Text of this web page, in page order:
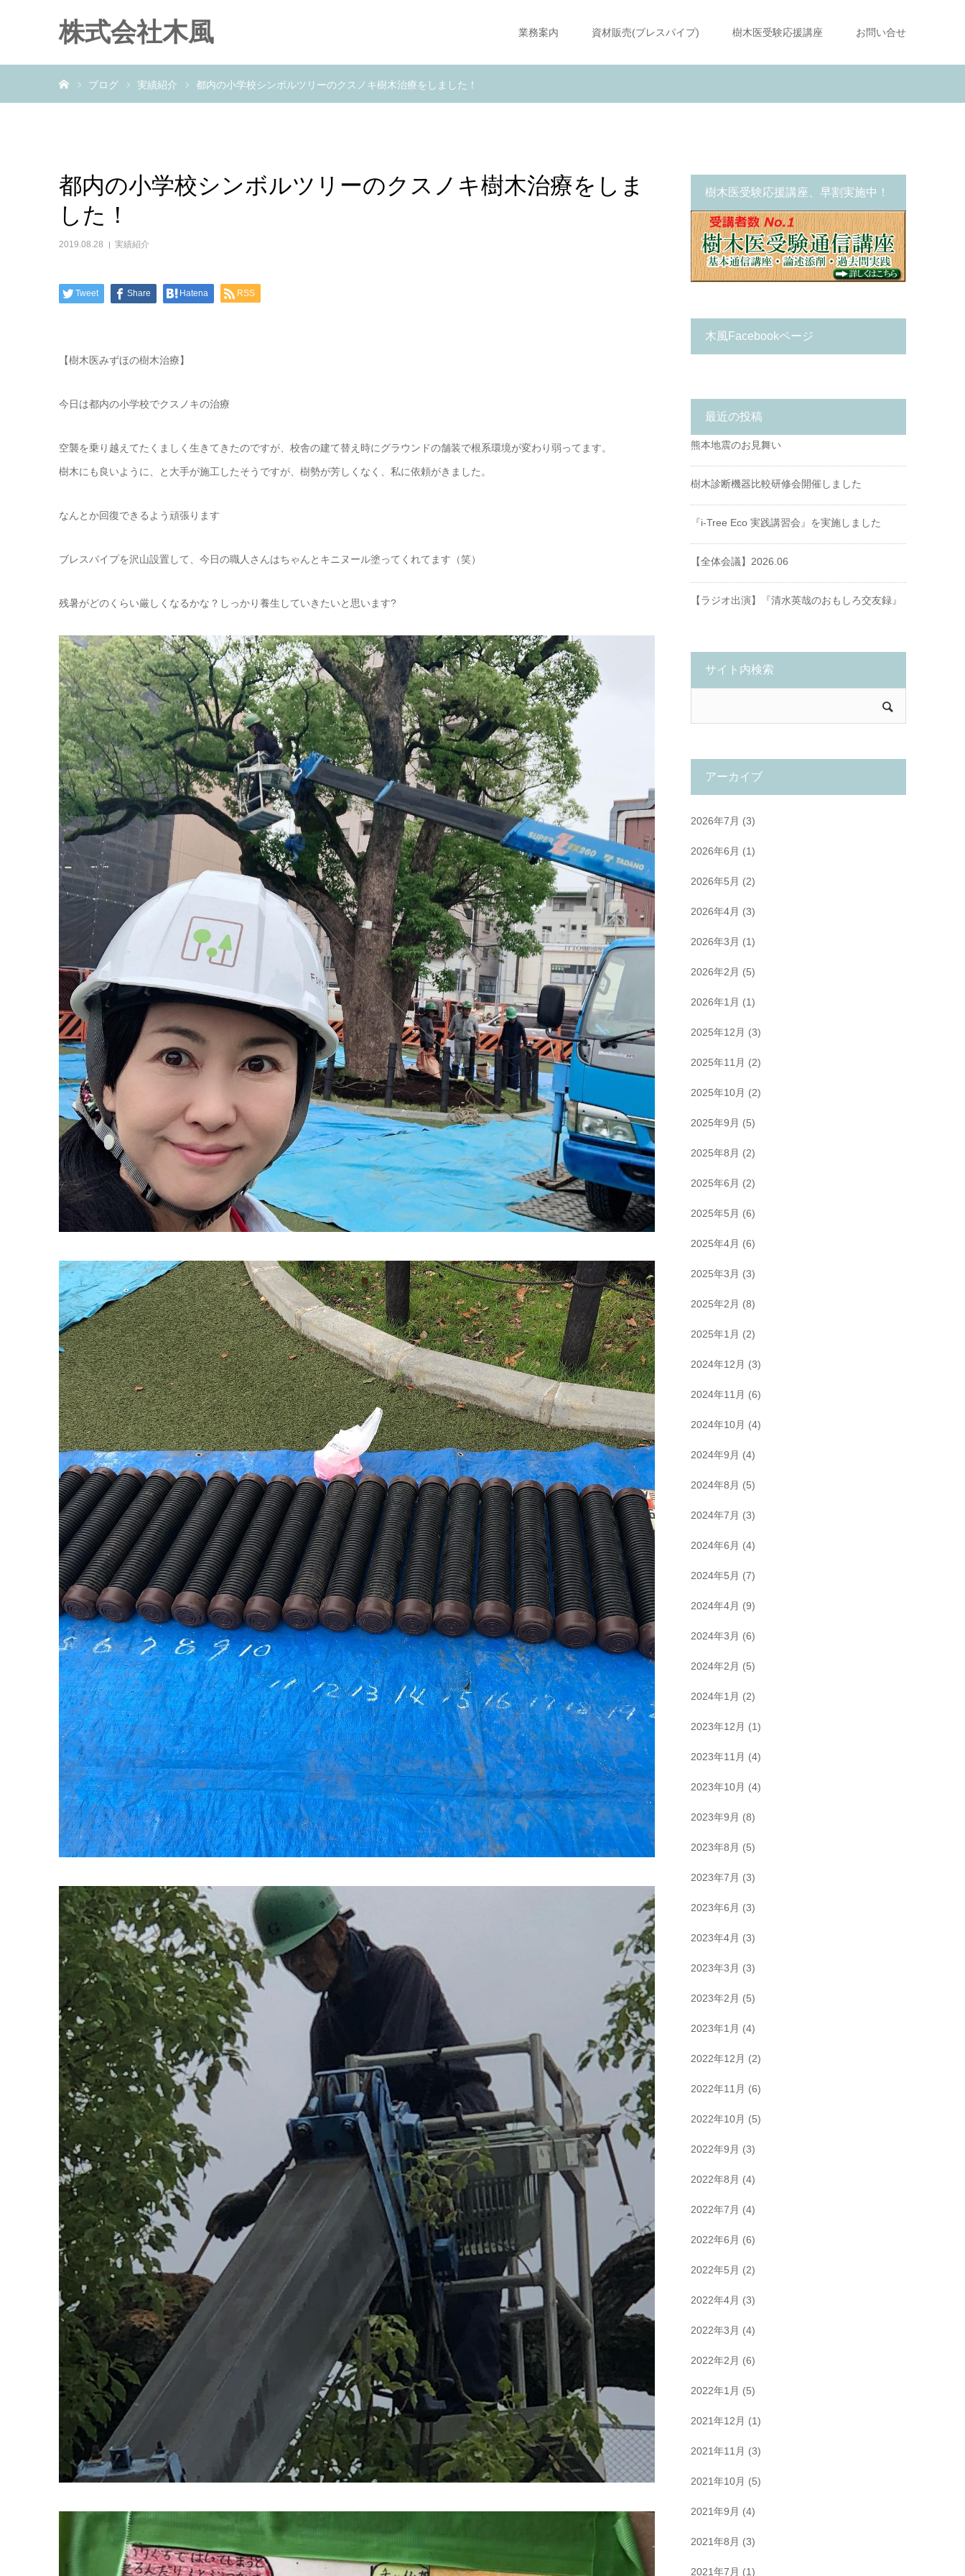
株式会社木風 業務案内 資材販売(ブレスパイプ) 樹木医受験応援講座 お問い合せ
ブログ 実績紹介 都内の小学校シンボルツリーのクスノキ樹木治療をしました！
都内の小学校シンボルツリーのクスノキ樹木治療をしま
した！
2019.08.28 実績紹介
Tweet Share Hatena RSS
【樹木医みずほの樹木治療】
今日は都内の小学校でクスノキの治療
空襲を乗り越えてたくましく生きてきたのですが、校舎の建て替え時にグラウンドの舗装で根系環境が変わり弱ってます。
樹木にも良いように、と大手が施工したそうですが、樹勢が芳しくなく、私に依頼がきました。
なんとか回復できるよう頑張ります
ブレスパイプを沢山設置して、今日の職人さんはちゃんとキニヌール塗ってくれてます（笑）
残暑がどのくらい厳しくなるかな？しっかり養生していきたいと思います?
樹木医受験応援講座、早割実施中！
木風Facebookページ
最近の投稿
熊本地震のお見舞い
樹木診断機器比較研修会開催しました
『i-Tree Eco 実践講習会』を実施しました
【全体会議】2026.06
【ラジオ出演】『清水英哉のおもしろ交友録』
サイト内検索
アーカイブ
2026年7月 (3)
2026年6月 (1)
2026年5月 (2)
2026年4月 (3)
2026年3月 (1)
2026年2月 (5)
2026年1月 (1)
2025年12月 (3)
2025年11月 (2)
2025年10月 (2)
2025年9月 (5)
2025年8月 (2)
2025年6月 (2)
2025年5月 (6)
2025年4月 (6)
2025年3月 (3)
2025年2月 (8)
2025年1月 (2)
2024年12月 (3)
2024年11月 (6)
2024年10月 (4)
2024年9月 (4)
2024年8月 (5)
2024年7月 (3)
2024年6月 (4)
2024年5月 (7)
2024年4月 (9)
2024年3月 (6)
2024年2月 (5)
2024年1月 (2)
2023年12月 (1)
2023年11月 (4)
2023年10月 (4)
2023年9月 (8)
2023年8月 (5)
2023年7月 (3)
2023年6月 (3)
2023年4月 (3)
2023年3月 (3)
2023年2月 (5)
2023年1月 (4)
2022年12月 (2)
2022年11月 (6)
2022年10月 (5)
2022年9月 (3)
2022年8月 (4)
2022年7月 (4)
2022年6月 (6)
2022年5月 (2)
2022年4月 (3)
2022年3月 (4)
2022年2月 (6)
2022年1月 (5)
2021年12月 (1)
2021年11月 (3)
2021年10月 (5)
2021年9月 (4)
2021年8月 (3)
2021年7月 (1)